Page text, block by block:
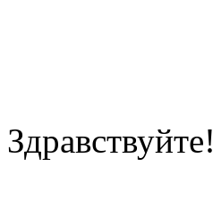
Здравствуйте!